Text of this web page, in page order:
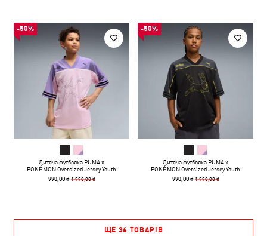
-50%
Дитяча футболка PUMA x
POKÉMON Oversized Jersey Youth
990,00 ₴ 1 990,00 ₴
-50%
Дитяча футболка PUMA x
POKÉMON Oversized Jersey Youth
990,00 ₴ 1 990,00 ₴
ЩЕ 36 ТОВАРІВ